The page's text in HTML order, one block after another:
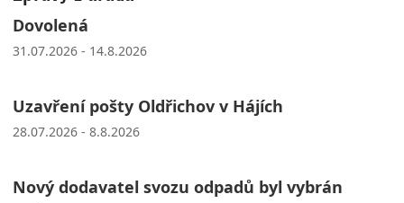
Dovolená
31.07.2026 - 14.8.2026
Uzavření pošty Oldřichov v Hájích
28.07.2026 - 8.8.2026
Nový dodavatel svozu odpadů byl vybrán